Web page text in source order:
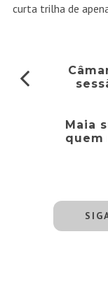
curta trilha de
Maia
quem